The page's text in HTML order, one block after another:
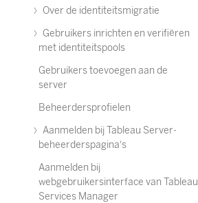
Over de identiteitsmigratie
Gebruikers inrichten en verifiëren
met identiteitspools
Gebruikers toevoegen aan de
server
Beheerdersprofielen
Aanmelden bij Tableau Server-
beheerderspagina's
Aanmelden bij
webgebruikersinterface van Tableau
Services Manager